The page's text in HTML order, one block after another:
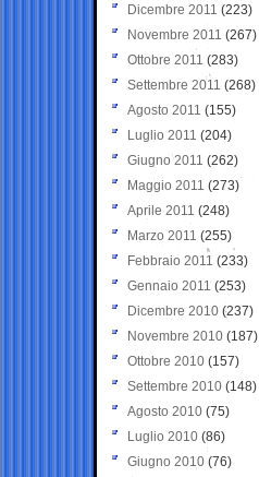
Dicembre 2011 (223)
Novembre 2011 (267)
Ottobre 2011 (283)
Settembre 2011 (268)
Agosto 2011 (155)
Luglio 2011 (204)
Giugno 2011 (262)
Maggio 2011 (273)
Aprile 2011 (248)
Marzo 2011 (255)
Febbraio 2011 (233)
Gennaio 2011 (253)
Dicembre 2010 (237)
Novembre 2010 (187)
Ottobre 2010 (157)
Settembre 2010 (148)
Agosto 2010 (75)
Luglio 2010 (86)
Giugno 2010 (76)